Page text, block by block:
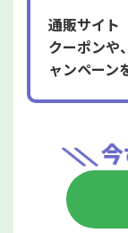
通販サイト
クーポンや
ャンペーン